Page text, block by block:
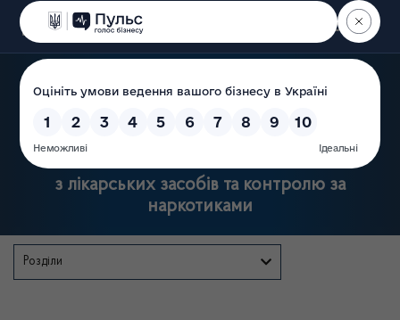
Пошук
Державна служба України
з лікарських засобів та контролю за
наркотиками
Розділи